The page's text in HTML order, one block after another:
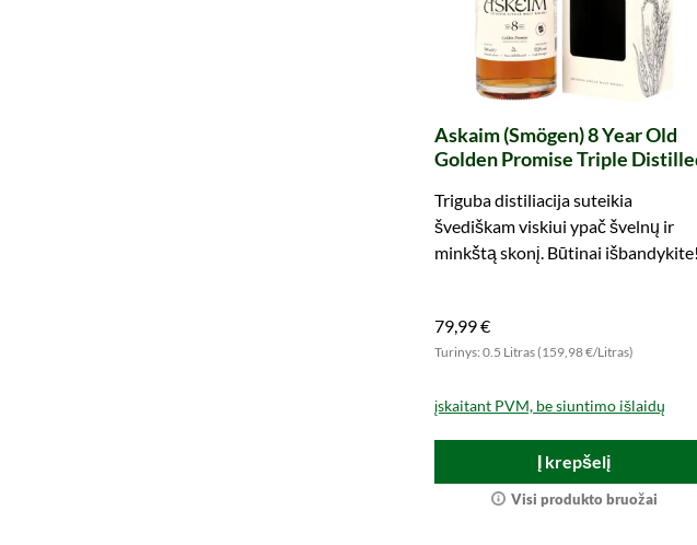
Askaim (Smögen) 8 Year Old
Golden Promise Triple
Triguba distiliacija suteikia
švediškam viskiui ypač švelnų ir
minkštą skonį. Būtinai išbandykite!
79,99 €
Turinys: 0.5 Litras (159,98 €/Litras)
įskaitant PVM, be siuntimo išlaidų
Į krepšelį
Visi produkto bruožai